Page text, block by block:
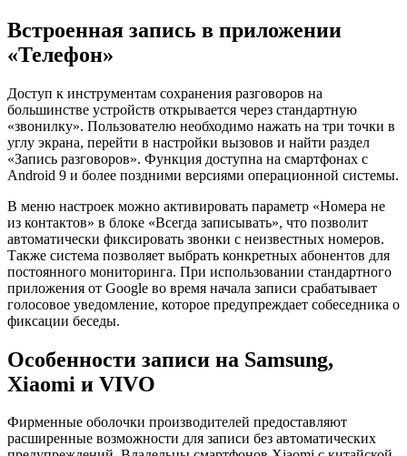
Встроенная запись в приложении
«Телефон»
Доступ к инструментам сохранения разговоров на
большинстве устройств открывается через стандартную
«звонилку». Пользователю необходимо нажать на три точки в
углу экрана, перейти в настройки вызовов и найти раздел
«Запись разговоров». Функция доступна на смартфонах с
Android 9 и более поздними версиями операционной системы.
В меню настроек можно активировать параметр «Номера не
из контактов» в блоке «Всегда записывать», что позволит
автоматически фиксировать звонки с неизвестных номеров.
Также система позволяет выбрать конкретных абонентов для
постоянного мониторинга. При использовании стандартного
приложения от Google во время начала записи срабатывает
голосовое уведомление, которое предупреждает собеседника о
фиксации беседы.
Особенности записи на Samsung,
Xiaomi и VIVO
Фирменные оболочки производителей предоставляют
расширенные возможности для записи без автоматических